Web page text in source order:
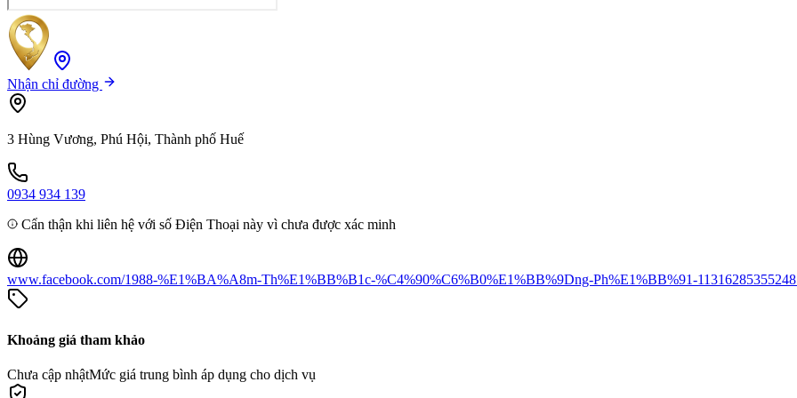
Nhận chỉ đường
3 Hùng Vương, Phú Hội, Thành phố Huế
0934 934 139
Cẩn thận khi liên hệ với số Điện Thoại này vì chưa được xác minh
www.facebook.com/1988-%E1%BA%A8m-Th%E1%BB%B1c-%C4%90%C6%B0%E1%BB%9Dng-Ph%E1%BB%91-
Khoảng giá tham khảo
Chưa cập nhậtMức giá trung bình áp dụng cho dịch vụ